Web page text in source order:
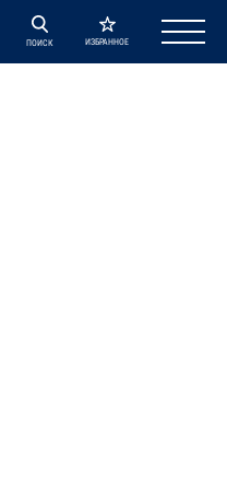
ПОИСК ИЗБРАННОЕ